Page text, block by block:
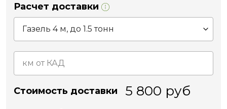
Расчет доставки
Стоимость доставки 5 800 руб